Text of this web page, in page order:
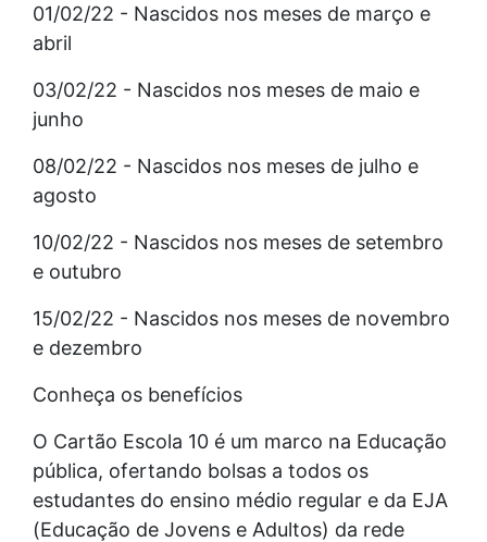
01/02/22 - Nascidos nos meses de março e
abril
03/02/22 - Nascidos nos meses de maio e
junho
08/02/22 - Nascidos nos meses de julho e
agosto
10/02/22 - Nascidos nos meses de setembro
e outubro
15/02/22 - Nascidos nos meses de novembro
e dezembro
Conheça os benefícios
O Cartão Escola 10 é um marco na Educação
pública, ofertando bolsas a todos os
estudantes do ensino médio regular e da EJA
(Educação de Jovens e Adultos) da rede